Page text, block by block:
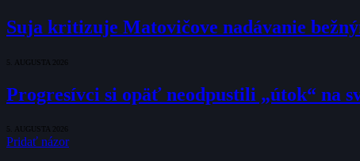
Suja kritizuje Matovičove nadávanie
5. AUGUSTA 2026
Progresívci si opäť neodpustili „útok“ na
5. AUGUSTA 2026
Pridať názor